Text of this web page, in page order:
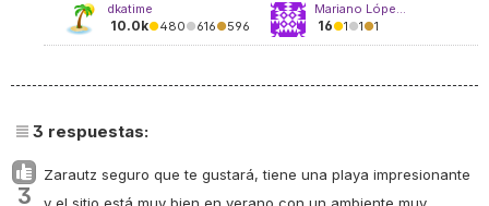
Mariano Lópe...
16●1●1●1
dkatime
10.0k●480●616●596
3 respuestas:
3
Zarautz seguro que te gustará, tiene una playa impresionante